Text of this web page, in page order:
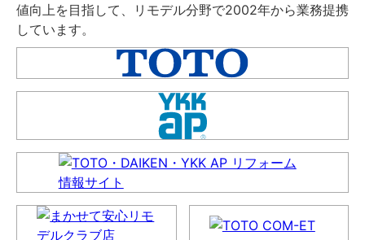
値向上を目指して、リモデル分野で2002年から業務提携
しています。